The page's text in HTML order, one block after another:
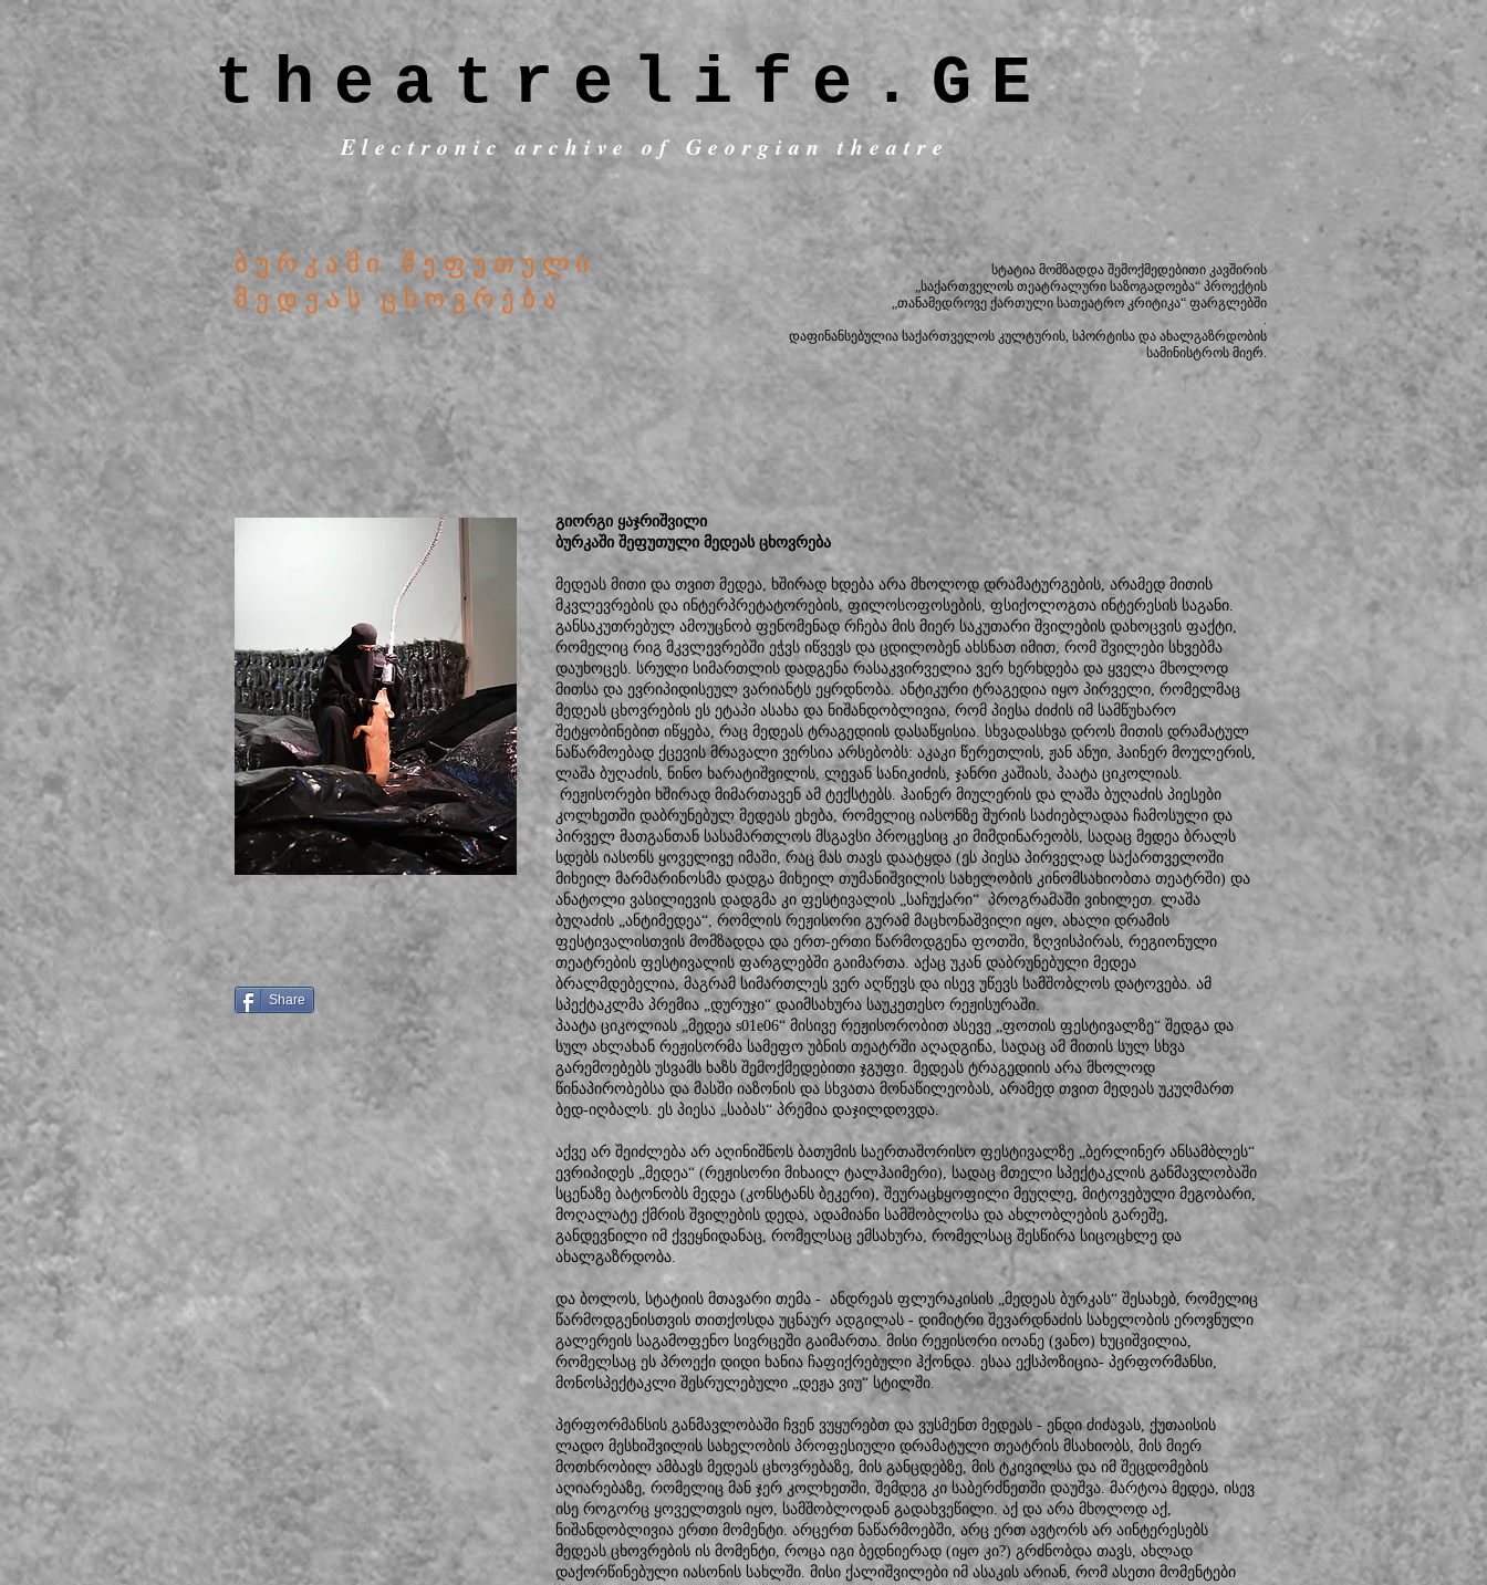
theatrelife.GE
Electronic archive of Georgian theatre
ბურკაში შეფუთული
მედეას ცხოვრება
სტატია მომზადდა შემოქმედებითი კავშირის
„საქართველოს თეატრალური საზოგადოება“ პროექტის
„თანამედროვე ქართული სათეატრო კრიტიკა“ ფარგლებში
.
დაფინანსებულია საქართველოს კულტურის, სპორტისა და ახალგაზრდობის
სამინისტროს მიერ.
Share
გიორგი ყაჯრიშვილი
ბურკაში შეფუთული მედეას ცხოვრება
მედეას მითი და თვით მედეა, ხშირად ხდება არა მხოლოდ დრამატურგების, არამედ მითის
მკვლევრების და ინტერპრეტატორების, ფილოსოფოსების, ფსიქოლოგთა ინტერესის საგანი.
განსაკუთრებულ ამოუცნობ ფენომენად რჩება მის მიერ საკუთარი შვილების დახოცვის ფაქტი,
რომელიც რიგ მკვლევრებში ეჭვს იწვევს და ცდილობენ ახსნათ იმით, რომ შვილები სხვებმა
დაუხოცეს. სრული სიმართლის დადგენა რასაკვირველია ვერ ხერხდება და ყველა მხოლოდ
მითსა და ევრიპიდისეულ ვარიანტს ეყრდნობა. ანტიკური ტრაგედია იყო პირველი, რომელმაც
მედეას ცხოვრების ეს ეტაპი ასახა და ნიშანდობლივია, რომ პიესა ძიძის იმ სამწუხარო
შეტყობინებით იწყება, რაც მედეას ტრაგედიის დასაწყისია. სხვადასხვა დროს მითის დრამატულ
ნაწარმოებად ქცევის მრავალი ვერსია არსებობს: აკაკი წერეთლის, ჟან ანუი, ჰაინერ მოულერის,
ლაშა ბუღაძის, ნინო ხარატიშვილის, ლევან სანიკიძის, ჯანრი კაშიას, პაატა ციკოლიას.
რეჟისორები ხშირად მიმართავენ ამ ტექსტებს. ჰაინერ მიულერის და ლაშა ბუღაძის პიესები
კოლხეთში დაბრუნებულ მედეას ეხება, რომელიც იასონზე შურის საძიებლადაა ჩამოსული და
პირველ მათგანთან სასამართლოს მსგავსი პროცესიც კი მიმდინარეობს, სადაც მედეა ბრალს
სდებს იასონს ყოველივე იმაში, რაც მას თავს დაატყდა (ეს პიესა პირველად საქართველოში
მიხეილ მარმარინოსმა დადგა მიხეილ თუმანიშვილის სახელობის კინომსახიობთა თეატრში) და
ანატოლი ვასილიევის დადგმა კი ფესტივალის „საჩუქარი“ პროგრამაში ვიხილეთ. ლაშა
ბუღაძის „ანტიმედეა“, რომლის რეჟისორი გურამ მაცხონაშვილი იყო, ახალი დრამის
ფესტივალისთვის მომზადდა და ერთ-ერთი წარმოდგენა ფოთში, ზღვისპირას, რეგიონული
თეატრების ფესტივალის ფარგლებში გაიმართა. აქაც უკან დაბრუნებული მედეა
ბრალმდებელია, მაგრამ სიმართლეს ვერ აღწევს და ისევ უწევს სამშობლოს დატოვება. ამ
სპექტაკლმა პრემია „დურუჯი“ დაიმსახურა საუკეთესო რეჟისურაში.
პაატა ციკოლიას „მედეა s01e06“ მისივე რეჟისორობით ასევე „ფოთის ფესტივალზე“ შედგა და
სულ ახლახან რეჟისორმა სამეფო უბნის თეატრში აღადგინა, სადაც ამ მითის სულ სხვა
გარემოებებს უსვამს ხაზს შემოქმედებითი ჯგუფი. მედეას ტრაგედიის არა მხოლოდ
წინაპირობებსა და მასში იაზონის და სხვათა მონაწილეობას, არამედ თვით მედეას უკუღმართ
ბედ-იღბალს. ეს პიესა „საბას“ პრემია დაჯილდოვდა.
აქვე არ შეიძლება არ აღინიშნოს ბათუმის საერთაშორისო ფესტივალზე „ბერლინერ ანსამბლეს“
ევრიპიდეს „მედეა“ (რეჟისორი მიხაილ ტალჰაიმერი), სადაც მთელი სპექტაკლის განმავლობაში
სცენაზე ბატონობს მედეა (კონსტანს ბეკერი), შეურაცხყოფილი მეუღლე, მიტოვებული მეგობარი,
მოღალატე ქმრის შვილების დედა, ადამიანი სამშობლოსა და ახლობლების გარეშე,
განდევნილი იმ ქვეყნიდანაც, რომელსაც ემსახურა, რომელსაც შესწირა სიცოცხლე და
ახალგაზრდობა.
და ბოლოს, სტატიის მთავარი თემა - ანდრეას ფლურაკისის „მედეას ბურკას“ შესახებ, რომელიც
წარმოდგენისთვის თითქოსდა უცნაურ ადგილას - დიმიტრი შევარდნაძის სახელობის ეროვნული
გალერეის საგამოფენო სივრცეში გაიმართა. მისი რეჟისორი იოანე (ვანო) ხუციშვილია,
რომელსაც ეს პროექი დიდი ხანია ჩაფიქრებული ჰქონდა. ესაა ექსპოზიცია- პერფორმანსი,
მონოსპექტაკლი შესრულებული „დეჟა ვიუ“ სტილში.
პერფორმანსის განმავლობაში ჩვენ ვუყურებთ და ვუსმენთ მედეას - ენდი ძიძავას, ქუთაისის
ლადო მესხიშვილის სახელობის პროფესიული დრამატული თეატრის მსახიობს, მის მიერ
მოთხრობილ ამბავს მედეას ცხოვრებაზე, მის განცდებზე, მის ტკივილსა და იმ შეცდომების
აღიარებაზე, რომელიც მან ჯერ კოლხეთში, შემდეგ კი საბერძნეთში დაუშვა. მარტოა მედეა, ისევ
ისე როგორც ყოველთვის იყო, სამშობლოდან გადახვეწილი. აქ და არა მხოლოდ აქ,
ნიშანდობლივია ერთი მომენტი. არცერთ ნაწარმოებში, არც ერთ ავტორს არ აინტერესებს
მედეას ცხოვრების ის მომენტი, როცა იგი ბედნიერად (იყო კი?) გრძნობდა თავს, ახლად
დაქორწინებული იასონის სახლში. მისი ქალიშვილები იმ ასაკის არიან, რომ ასეთი მომენტები